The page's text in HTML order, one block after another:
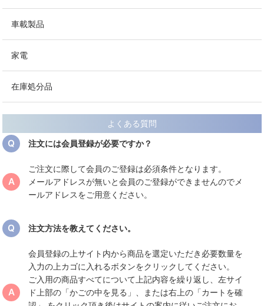
車載製品
家電
在庫処分品
よくある質問
注文には会員登録が必要ですか？
ご注文に際して会員のご登録は必須条件となります。
メールアドレスが無いと会員のご登録ができませんのでメ
ールアドレスをご用意ください。
注文方法を教えてください。
会員登録の上サイト内から商品を選定いただき必要数量を
入力の上カゴに入れるボタンをクリックしてください。
ご入用の商品すべてについて上記内容を繰り返し、左サイ
ド上部の「かごの中を見る」、または右上の「カートを確